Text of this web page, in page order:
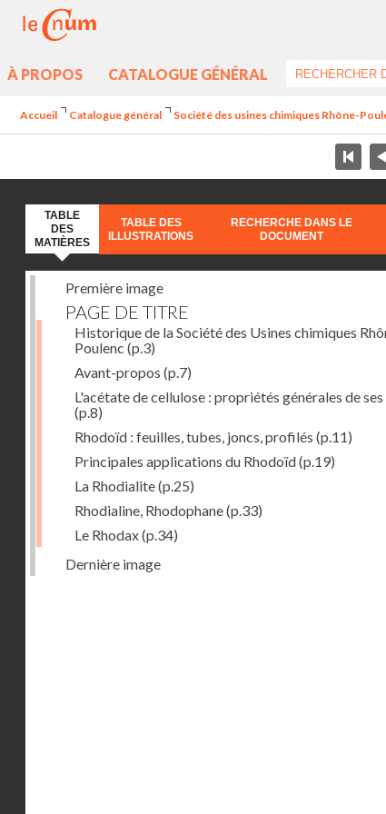
À PROPOS CATALOGUE GÉNÉRAL
Accueil Catalogue général Société des usines chimiques Rhône-
TABLE
DES
MATIÈRES
TABLE DES
ILLUSTRATIONS
RECHERCHE DANS LE
DOCUMENT
Première image
PAGE DE TITRE
Historique de la Société des Usines chimiques
Poulenc (p.3)
Avant-propos (p.7)
L'acétate de cellulose : propriétés générales de
(p.8)
Rhodoïd : feuilles, tubes, joncs, profilés (p.11)
Principales applications du Rhodoïd(p.19)
La Rhodialite(p.25)
Rhodialine, Rhodophane(p.33)
Le Rhodax(p.34)
Dernière image